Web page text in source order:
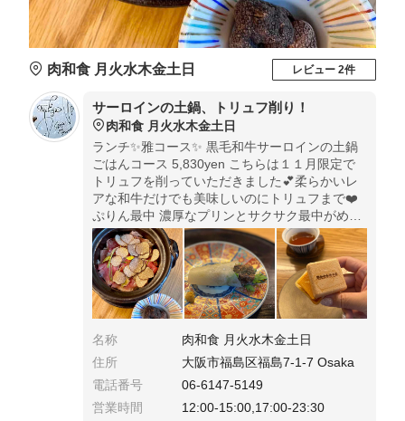
肉和食 月火水木金土日 レビュー 2件
サーロインの土鍋、トリュフ削り！
肉和食 月火水木金土日
ランチ✨雅コース✨ 黒毛和牛サーロインの土鍋
ごはんコース 5,830yen こちらは１１月限定で
トリュフを削っていただきました💕柔らかいレ
アな和牛だけでも美味しいのにトリュフまで❤️
ぷりん最中 濃厚なプリンとサクサク最中がめっ
ちゃ合う！美味しい💕毎月八寸などのメニュー
は変わります♪
名称
肉和食 月火水木金土日
住所
大阪市福島区福島7-1-7 Osaka
電話番号
06-6147-5149
営業時間
12:00-15:00,17:00-23:30